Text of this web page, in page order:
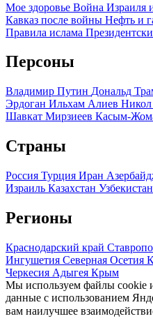
Мое здоровье Война Израиля
Кавказ после войны Нефть и
Правила ислама
Персоны
Владимир Путин Дональд
Эрдоган Ильхам Алиев
Шавкат Мирзиеев Касым-
Страны
Россия Турция Иран
Израиль Казахстан Узбекистан
Регионы
Краснодарский край
Ингушетия Северная Осетия
Черкесия Адыгея Крым
Мы используем файлы cookie
данные с использованием
вам наилучшее